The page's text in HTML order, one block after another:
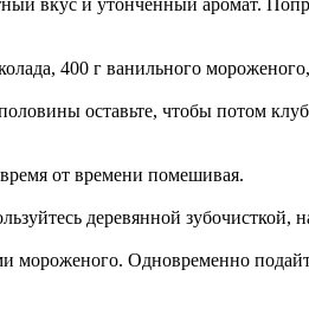
400 г ванильного
оставьте, чтобы потом
от времени помешивая.
деревянной зубочисткой,
мороженого. Одновременно